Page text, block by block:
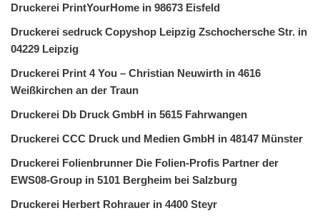
Druckerei PrintYourHome in 98673 Eisfeld
Druckerei sedruck Copyshop Leipzig Zschochersche Str. in
04229 Leipzig
Druckerei Print 4 You – Christian Neuwirth in 4616
Weißkirchen an der Traun
Druckerei Db Druck GmbH in 5615 Fahrwangen
Druckerei CCC Druck und Medien GmbH in 48147 Münster
Druckerei Folienbrunner Die Folien-Profis Partner der
EWS08-Group in 5101 Bergheim bei Salzburg
Druckerei Herbert Rohrauer in 4400 Steyr